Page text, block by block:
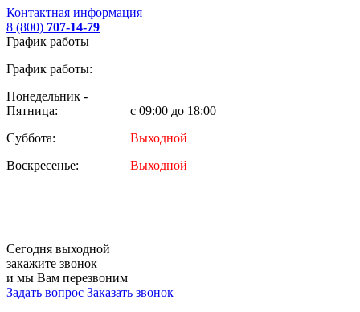
Контактная информация
8 (800) 707-14-79
График работы
График работы:
Понедельник -
Пятница:
с 09:00 до 18:00
Суббота:
Выходной
Воскресенье:
Выходной
Сегодня выходной
закажите звонок
и мы Вам перезвоним
Задать вопрос Заказать звонок